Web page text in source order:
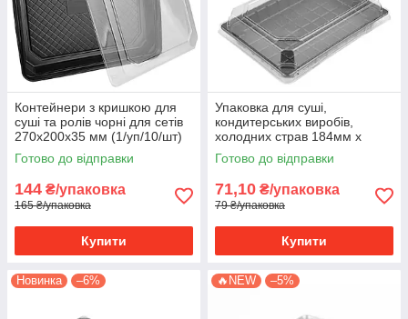
Контейнери з кришкою для
суші та ролів чорні для сетів
270х200х35 мм (1/уп/10/шт)
Готово до відправки
144 ₴/упаковка
165 ₴/упаковка
Купити
Упаковка для суші,
кондитерських виробів,
холодних страв 184мм х
129мм х 34мм 10 шт уп
Готово до відправки
71,10 ₴/упаковка
79 ₴/упаковка
Купити
Новинка –6% 🔥NEW –5%